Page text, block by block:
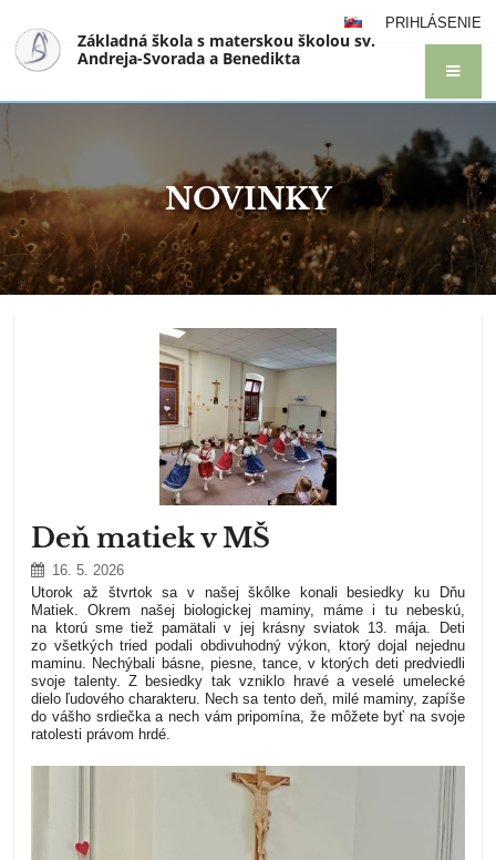
PRIHLÁSENIE
Základná škola s materskou školou sv.
Andreja-Svorada a Benedikta
NOVINKY
Deň matiek v MŠ
16. 5. 2026
Utorok až štvrtok sa v našej škôlke konali besiedky ku Dňu
Matiek. Okrem našej biologickej maminy, máme i tu nebeskú,
na ktorú sme tiež pamätali v jej krásny sviatok 13. mája. Deti
zo všetkých tried podali obdivuhodný výkon, ktorý dojal nejednu
maminu. Nechýbali básne, piesne, tance, v ktorých deti predviedli
svoje talenty. Z besiedky tak vzniklo hravé a veselé umelecké
dielo ľudového charakteru. Nech sa tento deň, milé maminy, zapíše
do vášho srdiečka a nech vám pripomína, že môžete byť na svoje
ratolesti právom hrdé.